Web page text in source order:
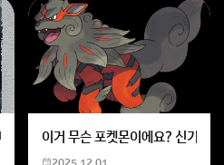
즐거운 경험되시길 바랍니다.
를 누르면 내용이 보입니다
마법 저격 여자 기억하기로는 위의 내
이거 무슨 포켓몬이에요? 신기하